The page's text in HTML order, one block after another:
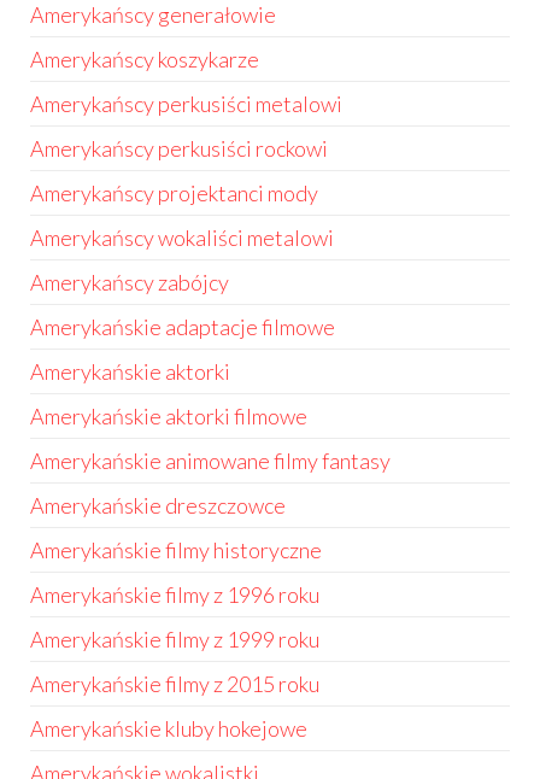
Amerykańscy generałowie
Amerykańscy koszykarze
Amerykańscy perkusiści metalowi
Amerykańscy perkusiści rockowi
Amerykańscy projektanci mody
Amerykańscy wokaliści metalowi
Amerykańscy zabójcy
Amerykańskie adaptacje filmowe
Amerykańskie aktorki
Amerykańskie aktorki filmowe
Amerykańskie animowane filmy fantasy
Amerykańskie dreszczowce
Amerykańskie filmy historyczne
Amerykańskie filmy z 1996 roku
Amerykańskie filmy z 1999 roku
Amerykańskie filmy z 2015 roku
Amerykańskie kluby hokejowe
Amerykańskie wokalistki